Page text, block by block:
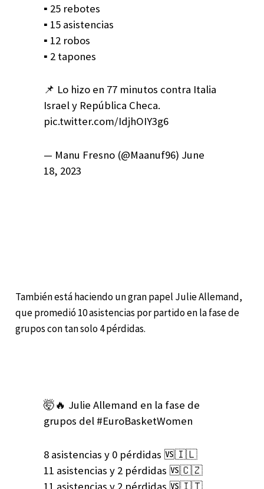
▪️ 25 rebotes
▪️ 15 asistencias
▪️ 12 robos
▪️ 2 tapones
📌 Lo hizo en 77 minutos contra Italia
Israel y República Checa.
pic.twitter.com/IdjhOIY3g6
— Manu Fresno (@Maanuf96) June
18, 2023
También está haciendo un gran papel Julie Allemand,
que promedió 10 asistencias por partido en la fase de
grupos con tan solo 4 pérdidas.
🤯🔥 Julie Allemand en la fase de
grupos del #EuroBasketWomen
8 asistencias y 0 pérdidas 🆚️🇮🇱
11 asistencias y 2 pérdidas 🆚️🇨🇿
11 asistencias y 2 pérdidas 🆚️🇮🇹